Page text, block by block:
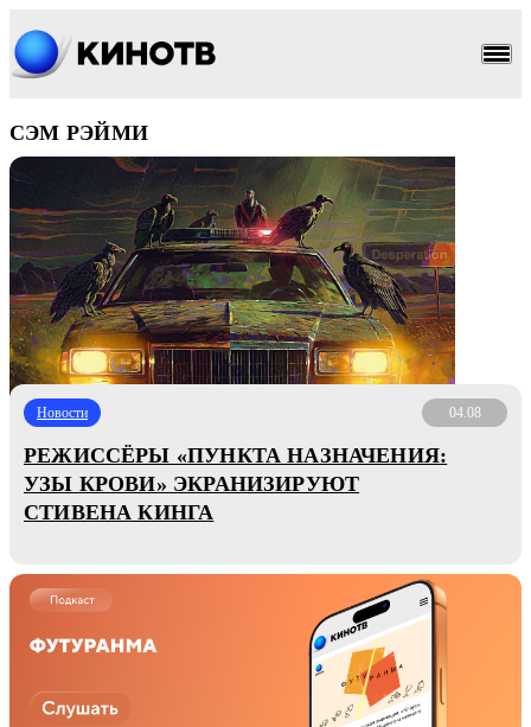
СЭМ РЭЙМИ
Новости 04.08
РЕЖИССЁРЫ «ПУНКТА НАЗНАЧЕНИЯ:
УЗЫ КРОВИ» ЭКРАНИЗИРУЮТ
СТИВЕНА КИНГА